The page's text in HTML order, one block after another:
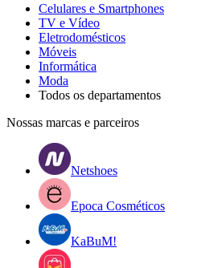
Celulares e Smartphones
TV e Vídeo
Eletrodomésticos
Móveis
Informática
Moda
Todos os departamentos
Nossas marcas e parceiros
Netshoes
Epoca Cosméticos
KaBuM!